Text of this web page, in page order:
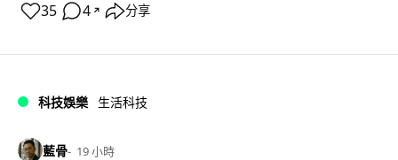
35 4 ↗ 分享
科技娛樂 生活科技
藍骨 19 小時